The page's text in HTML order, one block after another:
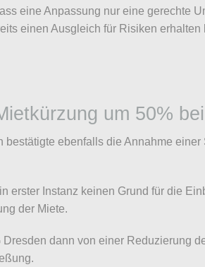
eine Anpassung nur eine gerechte
einen Ausgleich für Risiken
um 50%
bestätigte ebenfalls die Annahme
erster Instanz keinen Grund für die
der Miete.
Dresden dann von einer Reduzierung